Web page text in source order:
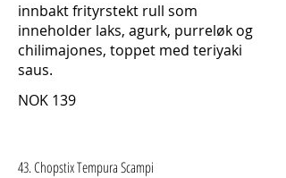
innbakt frityrstekt rull som
inneholder laks, agurk, purreløk og
chilimajones, toppet med teriyaki
saus.
NOK 139
43. Chopstix Tempura Scampi